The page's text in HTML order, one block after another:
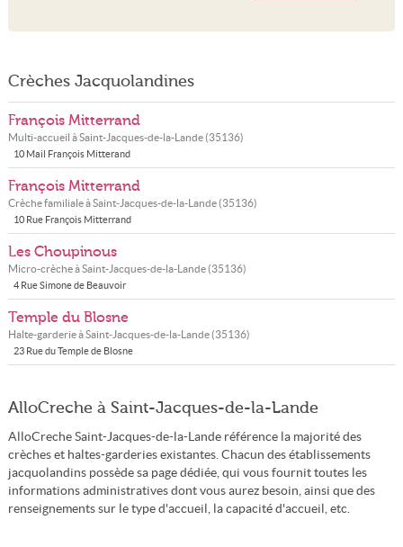
Crèches Jacquolandines
François Mitterrand
Multi-accueil àSaint-Jacques-de-la-Lande(35136)
10 Mail François Mitterand
François Mitterrand
Crèche familiale àSaint-Jacques-de-la-Lande(35136)
10 Rue François Mitterrand
Les Choupinous
Micro-crèche àSaint-Jacques-de-la-Lande(35136)
4 Rue Simone de Beauvoir
Temple du Blosne
Halte-garderie àSaint-Jacques-de-la-Lande(35136)
23 Rue du Temple de Blosne
AlloCreche à Saint-Jacques-de-la-Lande
AlloCreche Saint-Jacques-de-la-Lande référence la majorité des
crèches et haltes-garderies existantes. Chacun des établissements
jacquolandins possède sa page dédiée, qui vous fournit toutes les
informations administratives dont vous aurez besoin, ainsi que des
renseignements sur le type d'accueil, la capacité d'accueil, etc.